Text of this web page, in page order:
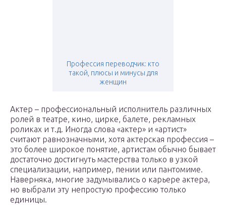
Профессия переводчик: кто
такой, плюсы и минусы для
женщин
Актер – профессиональный исполнитель различных
ролей в театре, кино, цирке, балете, рекламных
роликах и т.д. Иногда слова «актер» и «артист»
считают равнозначными, хотя актерская профессия –
это более широкое понятие, артистам обычно бывает
достаточно достигнуть мастерства только в узкой
специализации, например, пении или пантомиме.
Наверняка, многие задумывались о карьере актера,
но выбрали эту непростую профессию только
единицы.